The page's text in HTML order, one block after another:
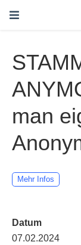
man
Mehr Infos
Datum
07.02.2024